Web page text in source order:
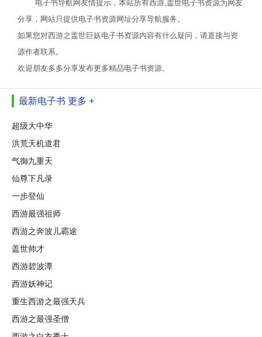
电子书导航网友情提示，本站所有西游,盖世电子书资源为网友
分享，网站只提供电子书资源网址分享导航服务。
如果您对西游之盖世巨妖电子书资源内容有什么疑问，请直接与资
源作者联系。
欢迎朋友多多分享发布更多精品电子书资源。
最新电子书 更多 +
超级大中华
洪荒天机道君
气御九重天
仙尊下凡录
一步登仙
西游最强祖师
西游之奔波儿霸途
盖世帅才
西游碧波潭
西游妖神记
重生西游之最强天兵
西游之最强圣僧